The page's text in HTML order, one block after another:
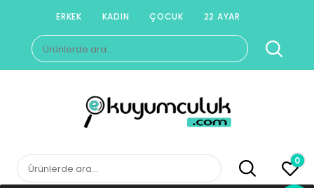
content
ERKEK KADIN ÇOCUK 22 AYAR
Ara:
E-KUYUMCULUK
Herkesin Kuyumcusu
Ara: 0